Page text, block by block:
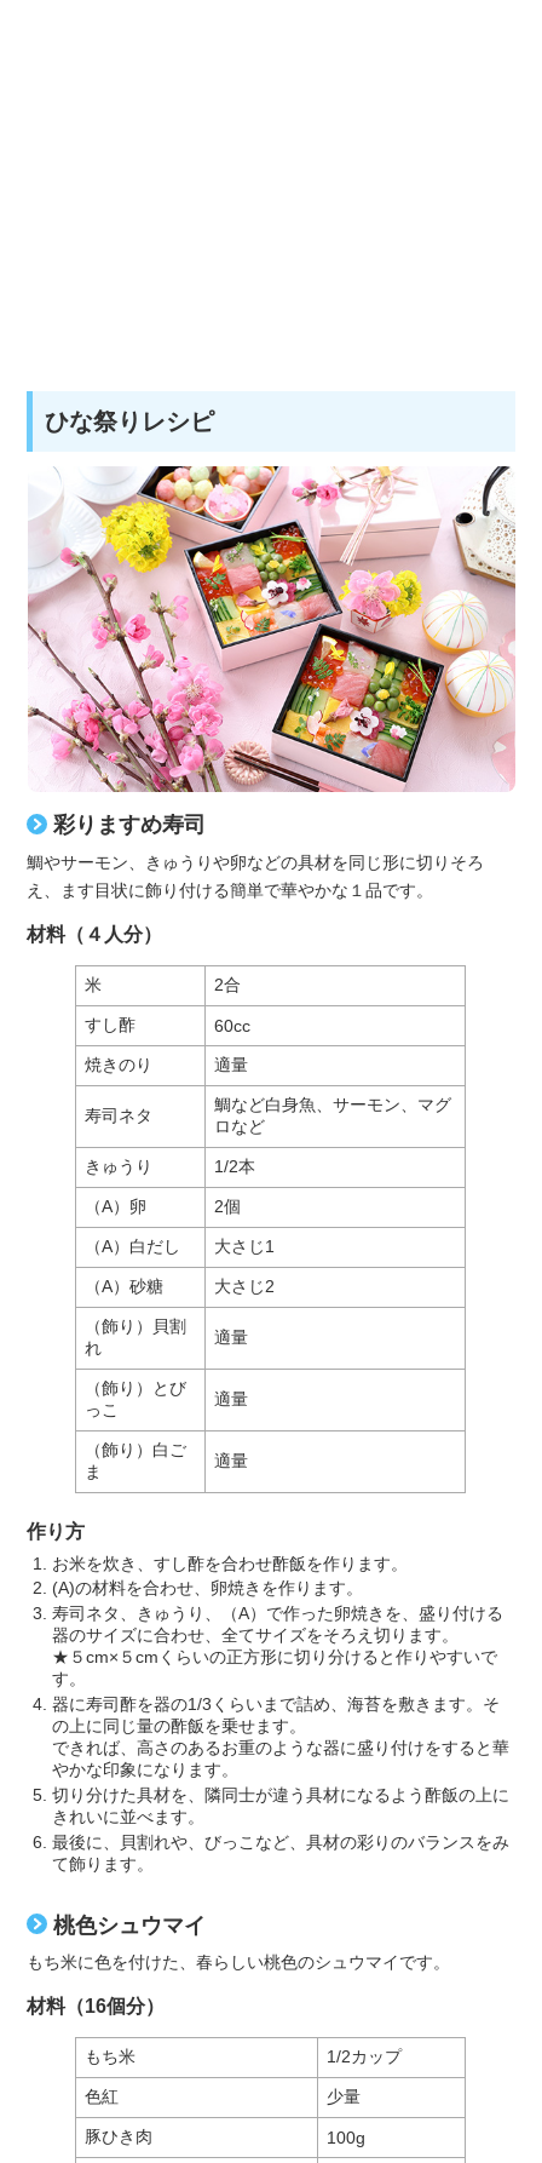
ひな祭りレシピ
彩りますめ寿司
鯛やサーモン、きゅうりや卵などの具材を同じ形に切りそろ
え、ます目状に飾り付ける簡単で華やかな１品です。
材料（４人分）
米 2合
すし酢
60cc
焼きのり
適量
寿司ネタ
鯛など白身魚、サーモン、マグ
ロなど
きゅうり 1/2本
（A）卵 2個
（A）白だし 大さじ1
（A）砂糖 大さじ2
（飾り）貝割
れ
適量
（飾り）とび
っこ
適量
（飾り）白ご
ま
適量
作り方
お米を炊き、すし酢を合わせ酢飯を作ります。
(A)の材料を合わせ、卵焼きを作ります。
寿司ネタ、きゅうり、（A）で作った卵焼きを、盛り付ける
器のサイズに合わせ、全てサイズをそろえ切ります。
★５cm×５cmくらいの正方形に切り分けると作りやすいで
す。
器に寿司酢を器の1/3くらいまで詰め、海苔を敷きます。そ
の上に同じ量の酢飯を乗せます。
できれば、高さのあるお重のような器に盛り付けをすると華
やかな印象になります。
切り分けた具材を、隣同士が違う具材になるよう酢飯の上に
きれいに並べます。
最後に、貝割れや、びっこなど、具材の彩りのバランスをみ
て飾ります。
桃色シュウマイ
もち米に色を付けた、春らしい桃色のシュウマイです。
材料（16個分）
もち米 1/2カップ
色紅 少量
豚ひき肉
100g